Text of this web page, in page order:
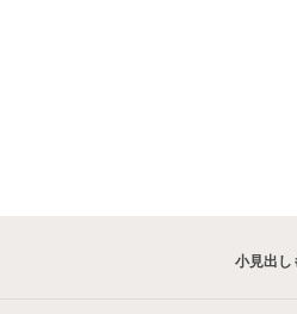
小見出し